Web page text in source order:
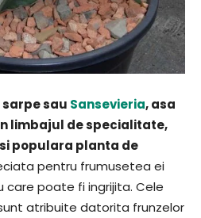
sau Sansevieria, asa
limbajul de specialitate,
populara planta de
pentru frumusetea ei
care poate fi ingrijita. Cele
atribuite datorita frunzelor